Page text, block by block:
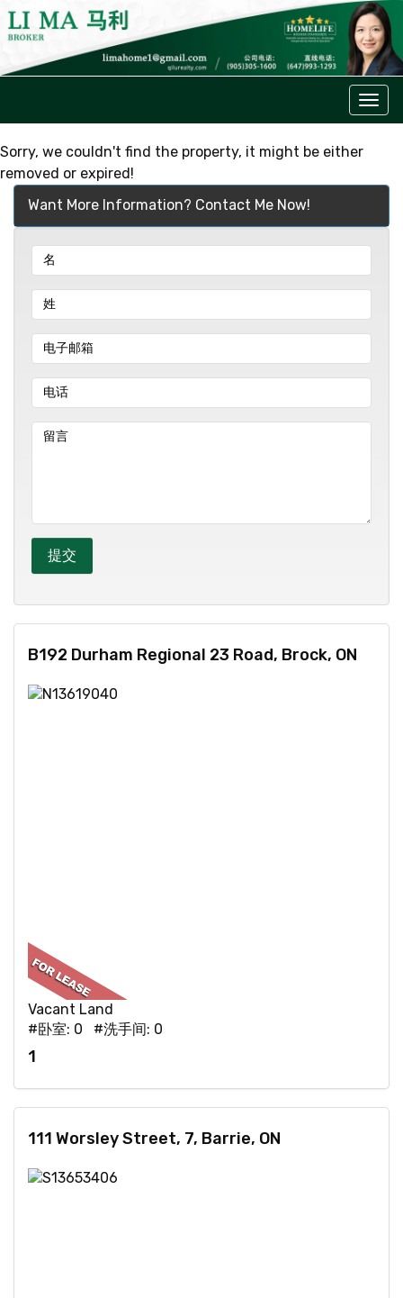
菜
单
Sorry, we couldn't find the property, it might be either
removed or expired!
Want More Information? Contact Me Now!
B192 Durham Regional 23 Road, Brock, ON
Vacant Land
#卧室: 0 #洗手间: 0
1
111 Worsley Street, 7, Barrie, ON